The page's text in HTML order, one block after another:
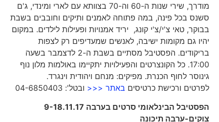
מודרך, שירי שנות ה-60 וה-70 בצוותא עם לארי ומינדי, ג'ם
סשנס בכל פינה, במה פתוחה לאמנים ותיקים וחובבים בשבת
בבוקר, טאי צ'י/צ'י קונג, יריד אמנויות ופעילות לילדים. במקום
יהיו גם מקומות ישיבה, לאנשים שמעדיפים רק לצפות
בריקודים. הפסטיבל מסתיים בשבת ה-2 לדצמבר בשעה
17:00. כל הקונצרטים והפעילויות יתקיימו באולמות מלון נוף
גינוסר לחוף הכנרת. מפיקים: מנחם ויהודית וינגרד.
לפרטים ורכישת כרטיסיםבאתר <<<ובטל': 04-6850403
הפסטיבל הבינלאומי סרטים בערבה 9-18.11.17
צוקים-ערבה תיכונה